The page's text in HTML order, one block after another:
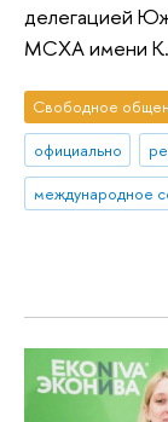
делегацией
МСХА имени
Свободное
официально
международное